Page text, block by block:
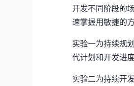
开发不同阶段的
速掌握用敏捷的
实验一为持续规
代计划和开发进
实验二为持续开